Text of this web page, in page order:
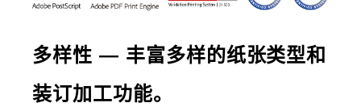
多样性 ― 丰富多样的纸张类型和
装订加工功能。